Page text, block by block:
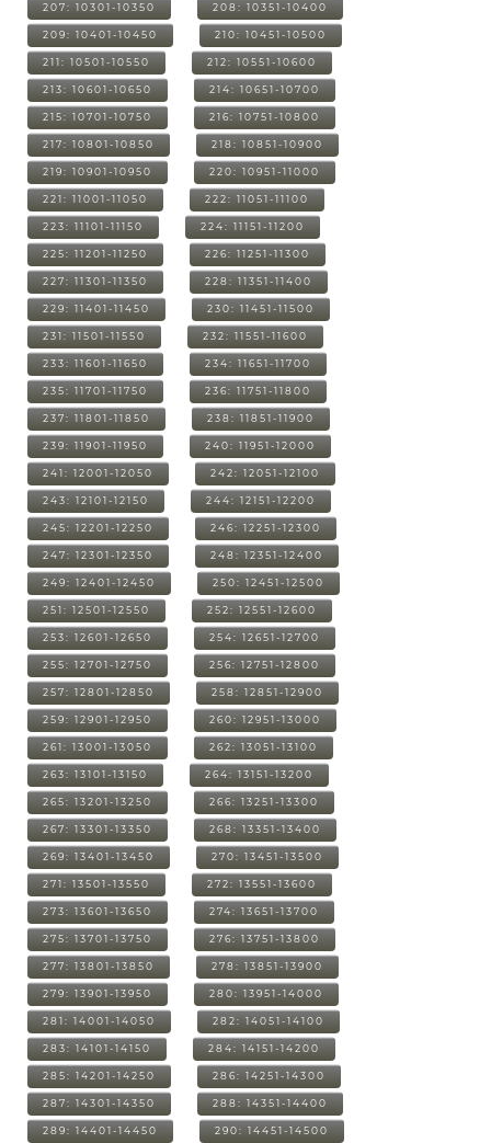
207: 10301-10350 208: 10351-10400
209: 10401-10450 210: 10451-10500
211: 10501-10550 212: 10551-10600
213: 10601-10650 214: 10651-10700
215: 10701-10750 216: 10751-10800
217: 10801-10850 218: 10851-10900
219: 10901-10950 220: 10951-11000
221: 11001-11050 222: 11051-11100
223: 11101-11150 224: 11151-11200
225: 11201-11250 226: 11251-11300
227: 11301-11350 228: 11351-11400
229: 11401-11450 230: 11451-11500
231: 11501-11550 232: 11551-11600
233: 11601-11650 234: 11651-11700
235: 11701-11750 236: 11751-11800
237: 11801-11850 238: 11851-11900
239: 11901-11950 240: 11951-12000
241: 12001-12050 242: 12051-12100
243: 12101-12150 244: 12151-12200
245: 12201-12250 246: 12251-12300
247: 12301-12350 248: 12351-12400
249: 12401-12450 250: 12451-12500
251: 12501-12550 252: 12551-12600
253: 12601-12650 254: 12651-12700
255: 12701-12750 256: 12751-12800
257: 12801-12850 258: 12851-12900
259: 12901-12950 260: 12951-13000
261: 13001-13050 262: 13051-13100
263: 13101-13150 264: 13151-13200
265: 13201-13250 266: 13251-13300
267: 13301-13350 268: 13351-13400
269: 13401-13450 270: 13451-13500
271: 13501-13550 272: 13551-13600
273: 13601-13650 274: 13651-13700
275: 13701-13750 276: 13751-13800
277: 13801-13850 278: 13851-13900
279: 13901-13950 280: 13951-14000
281: 14001-14050 282: 14051-14100
283: 14101-14150 284: 14151-14200
285: 14201-14250 286: 14251-14300
287: 14301-14350 288: 14351-14400
289: 14401-14450 290: 14451-14500